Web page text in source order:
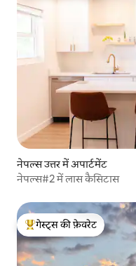
नेपल्स उत्तर में अपार्टमेंट
नेपल्स#2 में लास कैसिटास
गेस्ट्स का टॉप फ़ेवरेट
गेस्ट्स की फ़ेवरेट